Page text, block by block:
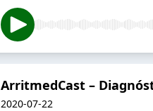
ArritmedCast –
2020-07-22